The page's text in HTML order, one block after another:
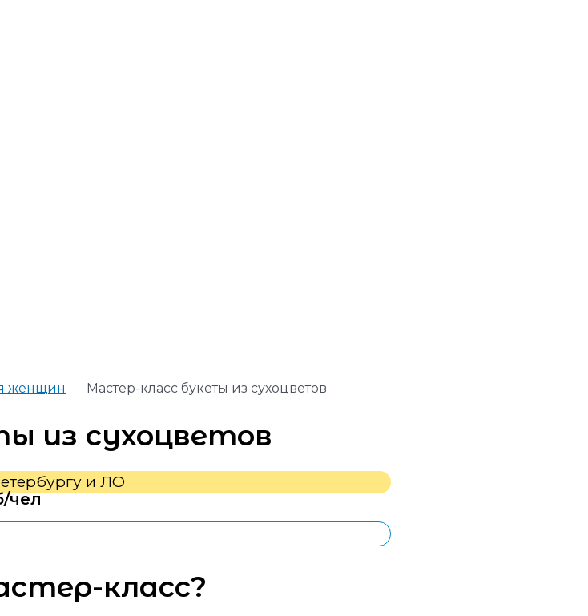
женщин Мастер-класс букеты из сухоцветов
из сухоцветов
и ЛО
чел
класс?